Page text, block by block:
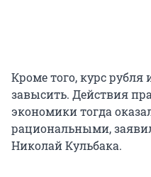
Кроме того, курс рубля
завысить. Действия
экономики тогда
рациональными,
Николай Кульбака.